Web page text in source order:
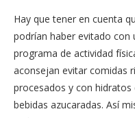
Hay que tener en cuenta
podrían haber evitado con
programa de actividad
aconsejan evitar comidas
procesados y con
bebidas azucaradas. Así